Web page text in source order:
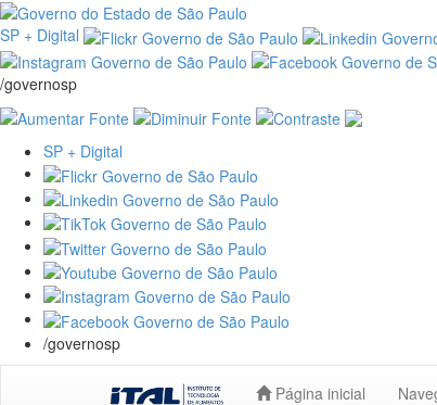
SP + Digital
/governosp
SP + Digital
/governosp
Página inicial